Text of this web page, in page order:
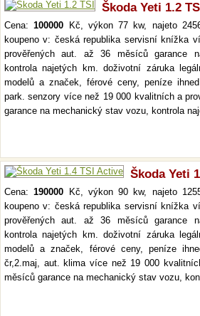
Škoda Yeti 1.2
Cena:100000 Kč, výkon 77 kw, najeto
koupeno v: česká republika servisní knížka
prověřených aut. až 36 měsíců garance
kontrola najetých km. doživotní záruka
modelů a značek, férové ceny, peníze
park. senzory více než 19 000 kvalitních a
garance na mechanický stav vozu, kontrola
Škoda Yeti
Cena:190000 Kč, výkon 90 kw, najeto
koupeno v: česká republika servisní knížka
prověřených aut. až 36 měsíců garance
kontrola najetých km. doživotní záruka
modelů a značek, férové ceny, peníze
čr,2.maj, aut. klima více než 19 000
měsíců garance na mechanický stav vozu,